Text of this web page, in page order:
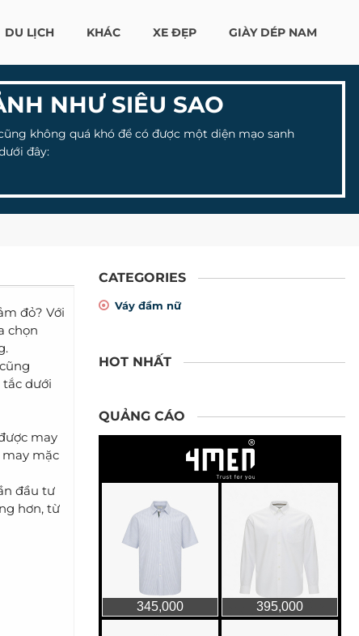
DU LỊCH KHÁC XE ĐẸP GIÀY DÉP NAM
NHƯ SIÊU SAO
không quá khó để có được một diện mạo sanh
đây:
đỏ? Với
chọn
dưới
may
mặc
đầu tư
hơn, từ
CATEGORIES
Váy đầm nữ
HOT NHẤT
QUẢNG CÁO